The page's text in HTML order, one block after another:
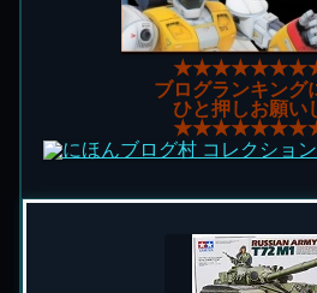
ブログランキング
ひと押しお願い